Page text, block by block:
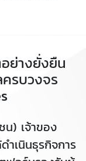
ย่างยั่งยืน
รบวงจร
น) เจ้าของ
ำเนินธุรกิจการ